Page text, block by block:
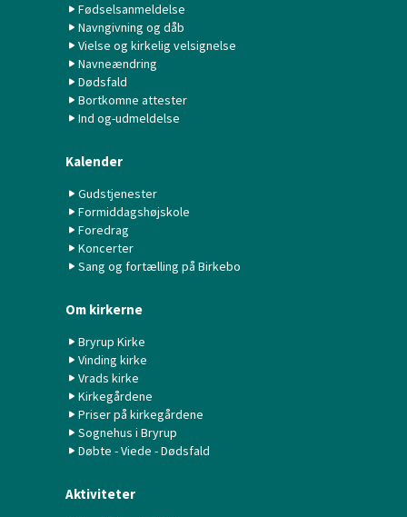
Fødselsanmeldelse
Navngivning og dåb
Vielse og kirkelig velsignelse
Navneændring
Dødsfald
Bortkomne attester
Ind og-udmeldelse
Kalender
Gudstjenester
Formiddagshøjskole
Foredrag
Koncerter
Sang og fortælling på Birkebo
Om kirkerne
Bryrup Kirke
Vinding kirke
Vrads kirke
Kirkegårdene
Priser på kirkegårdene
Sognehus i Bryrup
Døbte - Viede - Dødsfald
Aktiviteter